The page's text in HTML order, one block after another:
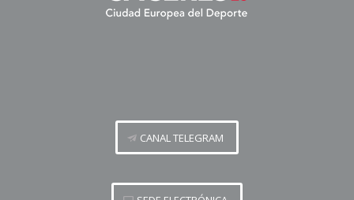
CANAL TELEGRAM